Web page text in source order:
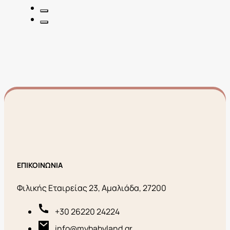
ΕΠΙΚΟΙΝΩΝΙΑ
Φιλικής Εταιρείας 23, Αμαλιάδα, 27200
+30 26220 24224